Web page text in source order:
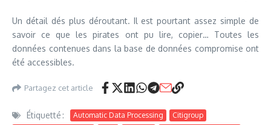
Un détail dés plus déroutant. Il est pourtant assez simple de
savoir ce que les pirates ont pu lire, copier… Toutes les
données contenues dans la base de données compromise ont
été accessibles.
Partagez cet article
Étiquetté : Automatic Data Processing
Citigroup